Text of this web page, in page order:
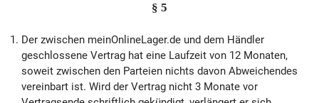
§ 5
Der zwischen meinOnlineLager.de und dem Händler
geschlossene Vertrag hat eine Laufzeit von 12 Monaten,
soweit zwischen den Parteien nichts davon Abweichendes
vereinbart ist. Wird der Vertrag nicht 3 Monate vor